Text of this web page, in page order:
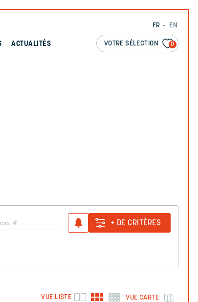
FR EN
VOTRE SÉLECTION 0
ACTUALITÉS
€ + DE CRITÈRES
VUE LISTE VUE CARTE